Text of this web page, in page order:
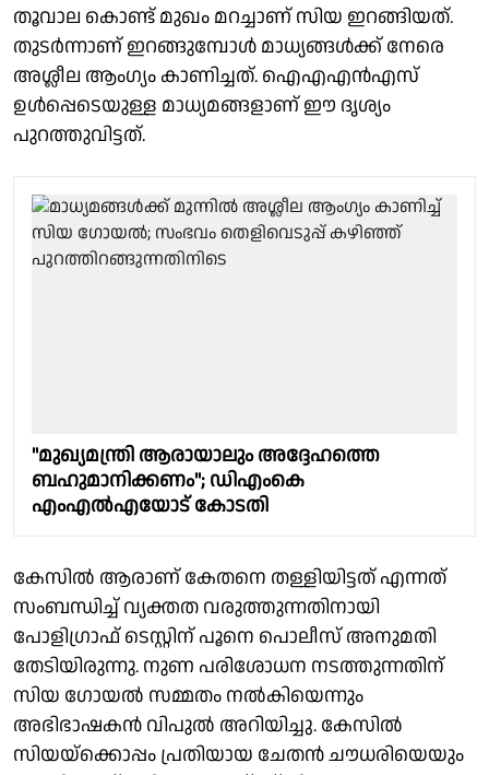
തൂവാല കൊണ്ട് മുഖം മറച്ചാണ് സിയ ഇറങ്ങിയത്.
തുടര്‍ന്നാണ് ഇറങ്ങുമ്പോള്‍ മാധ്യങ്ങള്‍ക്ക് നേരെ
അശ്ലീല ആംഗ്യം കാണിച്ചത്. ഐഎഎന്‍എസ്
ഉള്‍പ്പെടെയുള്ള മാധ്യമങ്ങളാണ് ഈ ദൃശ്യം
പുറത്തുവിട്ടത്.
"മുഖ്യമന്ത്രി ആരായാലും അദ്ദേഹത്തെ
ബഹുമാനിക്കണം"; ഡിഎംകെ
എംഎല്‍എയോട് കോടതി
കേസില്‍ ആരാണ് കേതനെ തള്ളിയിട്ടത് എന്നത്
സംബന്ധിച്ച് വ്യക്തത വരുത്തുന്നതിനായി
പോളിഗ്രാഫ് ടെസ്റ്റിന് പൂനെ പൊലീസ് അനുമതി
തേടിയിരുന്നു. നുണ പരിശോധന നടത്തുന്നതിന്
സിയ ഗോയല്‍ സമ്മതം നല്‍കിയെന്നും
അഭിഭാഷകന്‍ വിപുല്‍ അറിയിച്ചു. കേസില്‍
സിയയ്‌ക്കൊപ്പം പ്രതിയായ ചേതന്‍ ചൗധരിയെയും